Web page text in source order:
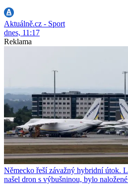
Aktuálně.cz - Sport
dnes, 11:17
Reklama
Německo řeší závažný hybridní útok.
našel dron s výbušninou, bylo